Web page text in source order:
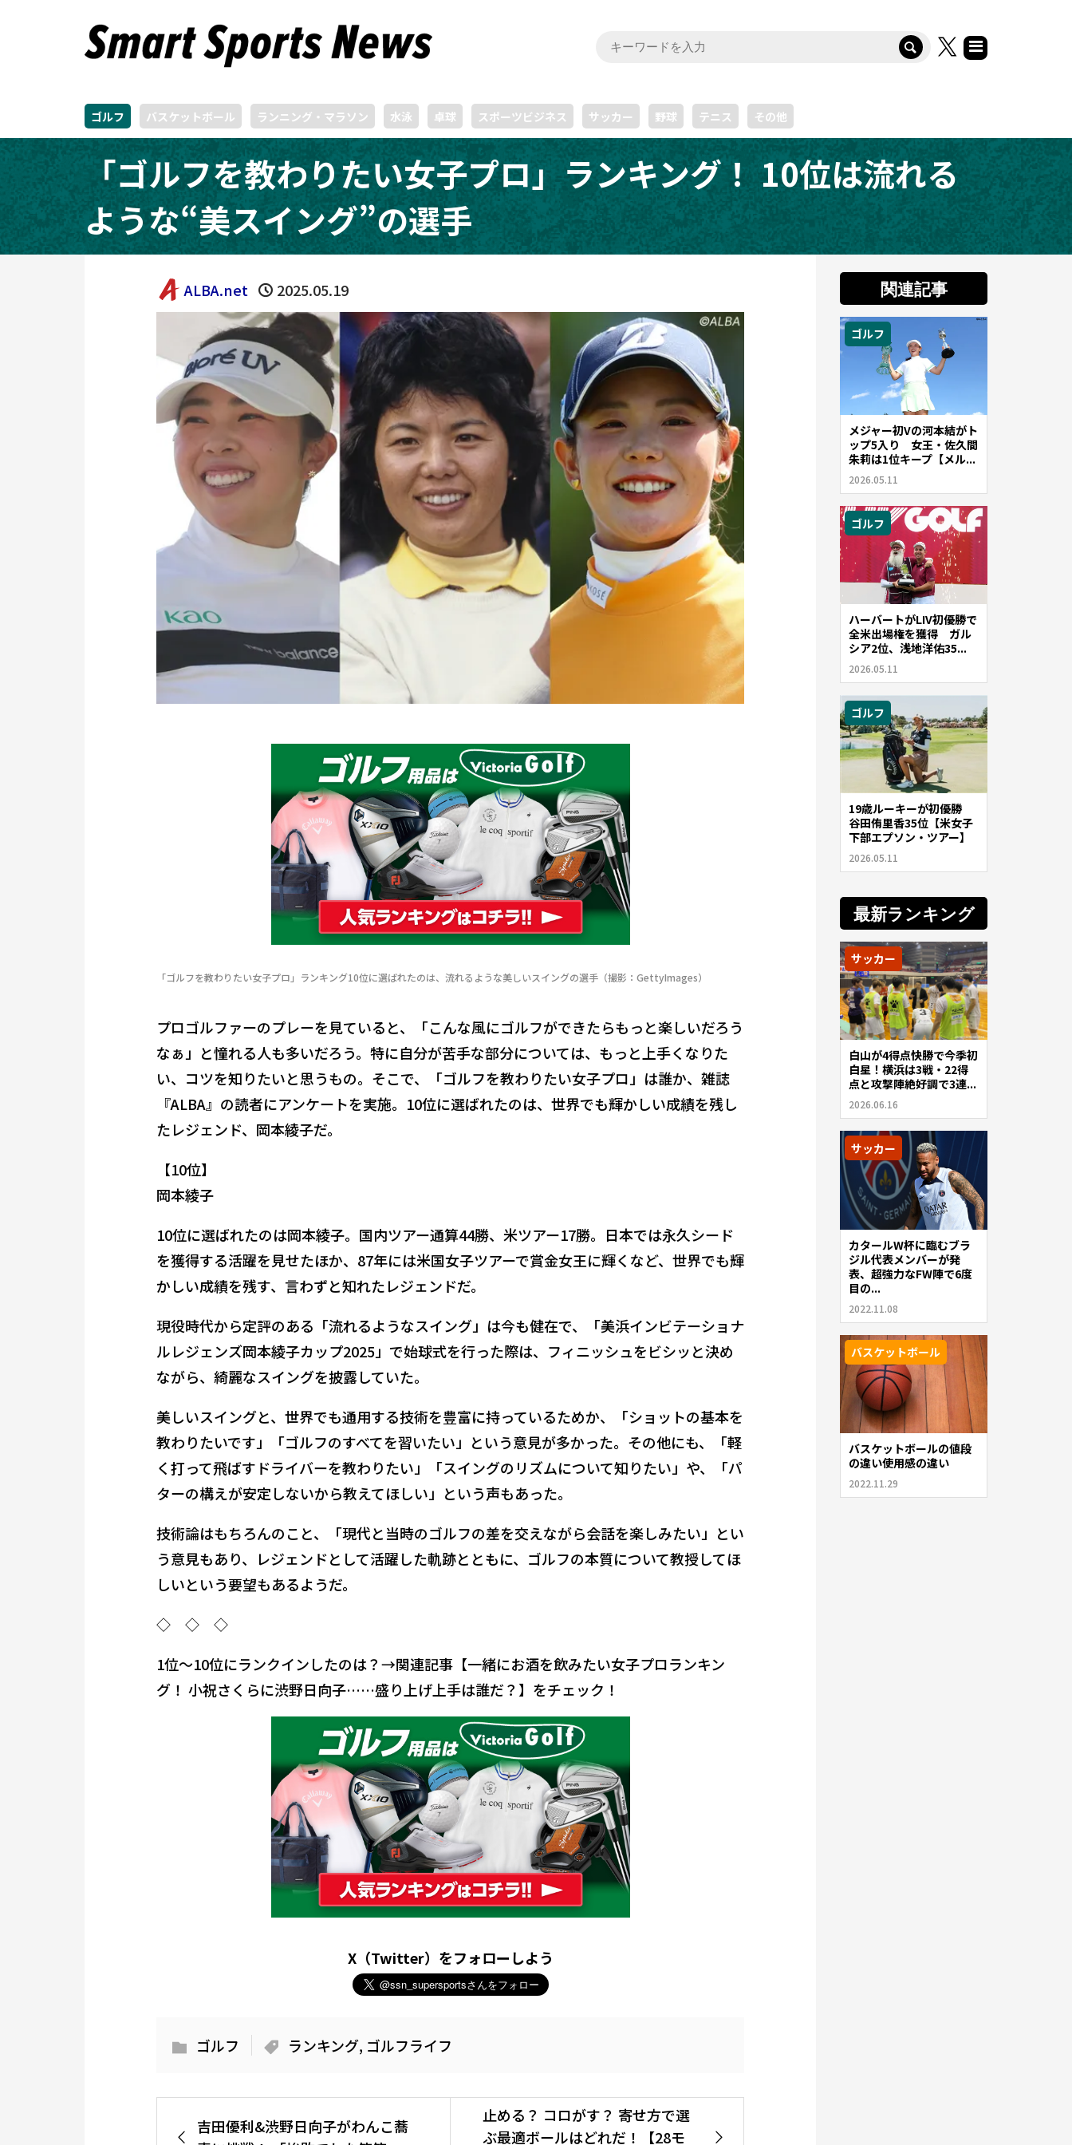
ゴルフ バスケットボール ランニング・マラソン 水泳 卓球 スポーツビジネス サッカー 野球 テニス その他
「ゴルフを教わりたい女子プロ」ランキング！ 10位は流れる
ような“美スイング”の選手
ALBA.net 2025.05.19
「ゴルフを教わりたい女子プロ」ランキング10位に選ばれたのは、流れるような美しいスイングの選手（撮影：GettyImages）
プロゴルファーのプレーを見ていると、「こんな風にゴルフができたらもっと楽しいだろう
なぁ」と憧れる人も多いだろう。特に自分が苦手な部分については、もっと上手くなりた
い、コツを知りたいと思うもの。そこで、「ゴルフを教わりたい女子プロ」は誰か、雑誌
『ALBA』の読者にアンケートを実施。10位に選ばれたのは、世界でも輝かしい成績を残し
たレジェンド、岡本綾子だ。
【10位】
岡本綾子
10位に選ばれたのは岡本綾子。国内ツアー通算44勝、米ツアー17勝。日本では永久シード
を獲得する活躍を見せたほか、87年には米国女子ツアーで賞金女王に輝くなど、世界でも輝
かしい成績を残す、言わずと知れたレジェンドだ。
現役時代から定評のある「流れるようなスイング」は今も健在で、「美浜インビテーショナ
ルレジェンズ岡本綾子カップ2025」で始球式を行った際は、フィニッシュをビシッと決め
ながら、綺麗なスイングを披露していた。
美しいスイングと、世界でも通用する技術を豊富に持っているためか、「ショットの基本を
教わりたいです」「ゴルフのすべてを習いたい」という意見が多かった。その他にも、「軽
く打って飛ばすドライバーを教わりたい」「スイングのリズムについて知りたい」や、「パ
ターの構えが安定しないから教えてほしい」という声もあった。
技術論はもちろんのこと、「現代と当時のゴルフの差を交えながら会話を楽しみたい」とい
う意見もあり、レジェンドとして活躍した軌跡とともに、ゴルフの本質について教授してほ
しいという要望もあるようだ。
◇ ◇ ◇
1位～10位にランクインしたのは？→関連記事【一緒にお酒を飲みたい女子プロランキン
グ！ 小祝さくらに渋野日向子……盛り上げ上手は誰だ？】をチェック！
X（Twitter）をフォローしよう
ゴルフ ランキング, ゴルフライフ
吉田優利&渋野日向子がわんこ蕎
止める？ コロがす？ 寄せ方で選
ぶ最適ボールはどれだ！【28モ
関連記事
ゴルフ
メジャー初Vの河本結がト
ップ5入り 女王・佐久間
朱莉は1位キープ【メル...
2026.05.11
ゴルフ
ハーバートがLIV初優勝で
全米出場権を獲得 ガル
シア2位、浅地洋佑35...
2026.05.11
ゴルフ
19歳ルーキーが初優勝
谷田侑里香35位【米女子
下部エプソン・ツアー】
2026.05.11
最新ランキング
サッカー
白山が4得点快勝で今季初
白星！横浜は3戦・22得
点と攻撃陣絶好調で3連...
2026.06.16
サッカー
カタールW杯に臨むブラ
ジル代表メンバーが発
表、超強力なFW陣で6度
目の...
2022.11.08
バスケットボール
バスケットボールの値段
の違い使用感の違い
2022.11.29